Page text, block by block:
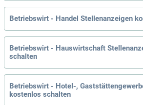
Betriebswirt - Handel Stellenanzeigen
Betriebswirt - Hauswirtschaft
schalten
Betriebswirt - Hotel-,
kostenlos schalten